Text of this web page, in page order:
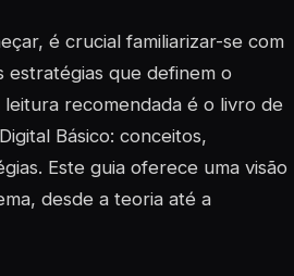
é crucial familiarizar-se com
estratégias que definem o
leitura recomendada é o livro de
Básico: conceitos,
. Este guia oferece uma visão
desde a teoria até a